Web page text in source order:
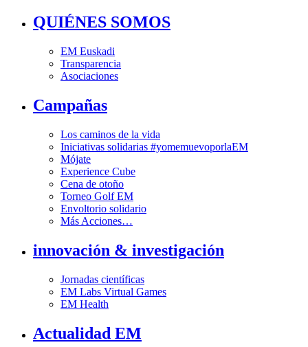
QUIÉNES SOMOS
EM Euskadi
Transparencia
Asociaciones
Campañas
Los caminos de la vida
Iniciativas solidarias #yomemuevoporlaEM
Mójate
Experience Cube
Cena de otoño
Torneo Golf EM
Envoltorio solidario
Más Acciones…
innovación & investigación
Jornadas científicas
EM Labs Virtual Games
EM Health
Actualidad EM